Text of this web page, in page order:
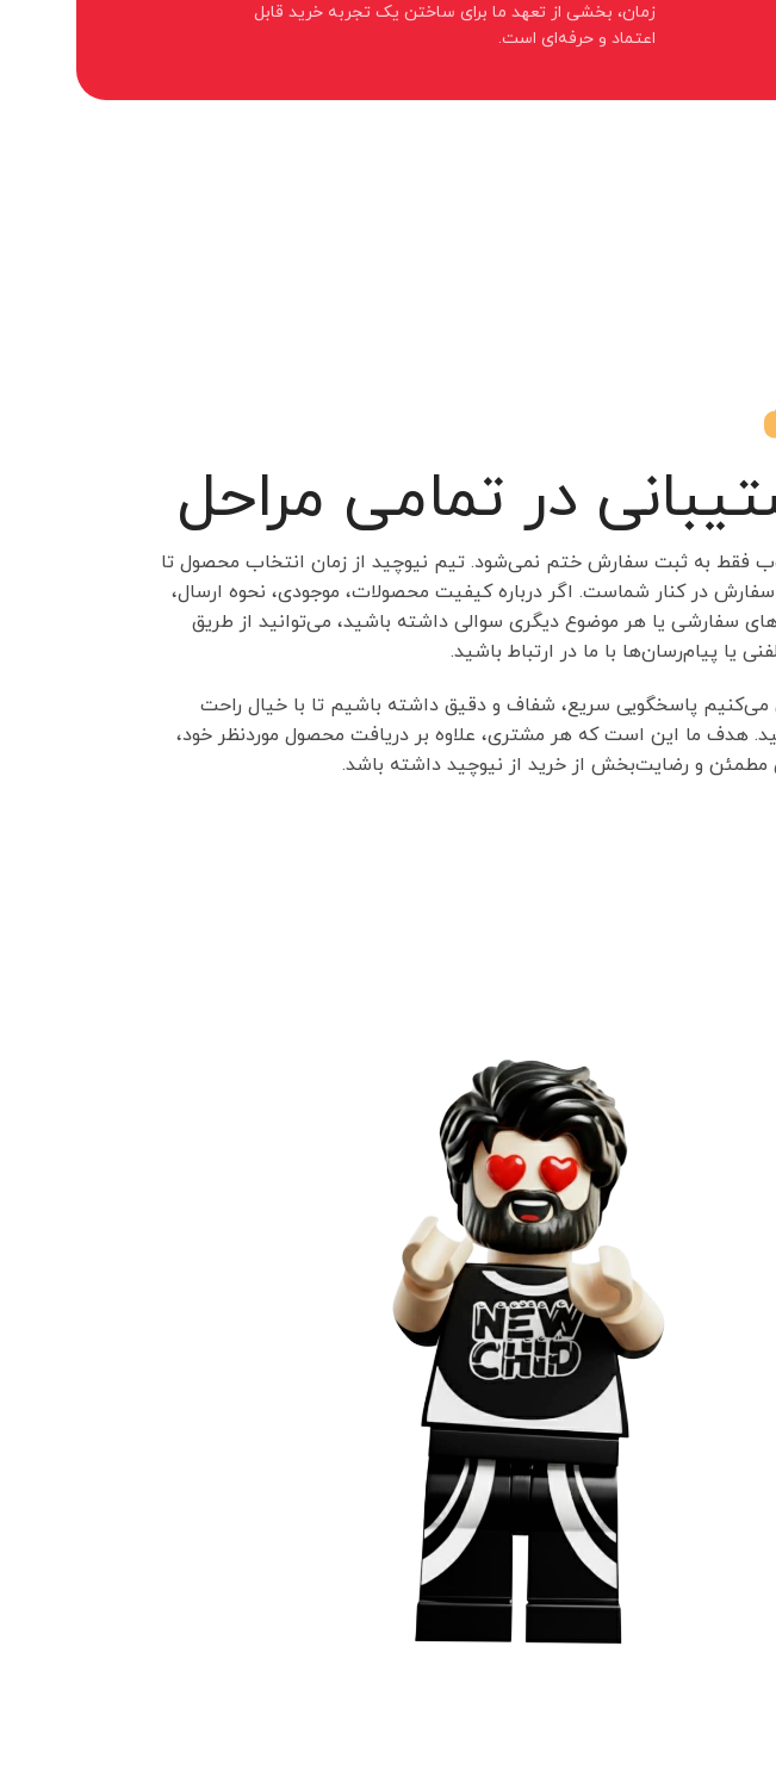
زمان، بخشی از تعهد ما برای ساختن یک تجربه خرید قابل
اعتماد و حرفه‌ای است.
در تمامی مراحل
فقط به ثبت سفارش ختم نمی‌شود. تیم نیوچید از زمان انتخاب محصول تا
در کنار شماست. اگر درباره کیفیت محصولات، موجودی، نحوه ارسال،
سفارشی یا هر موضوع دیگری سوالی داشته باشید، می‌توانید از طریق
یا پیام‌رسان‌ها با ما در ارتباط باشید.
می‌کنیم پاسخگویی سریع، شفاف و دقیق داشته باشیم تا با خیال راحت
هدف ما این است که هر مشتری، علاوه بر دریافت محصول موردنظر خود،
مطمئن و رضایت‌بخش از خرید از نیوچید داشته باشد.